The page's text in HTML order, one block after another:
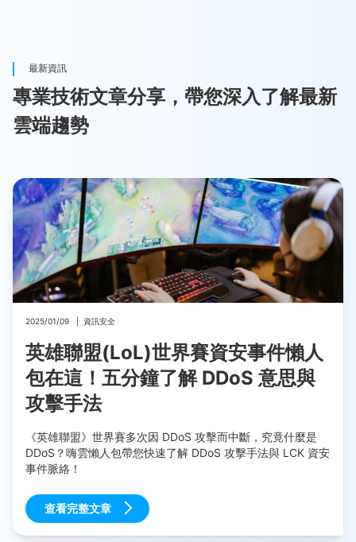
最新資訊
專業技術文章分享，帶您深入了解最新
雲端趨勢
2025/01/09 資訊安全
英雄聯盟(LoL)世界賽資安事件懶人
包在這！五分鐘了解 DDoS 意思與
攻擊手法
《英雄聯盟》世界賽多次因 DDoS 攻擊而中斷，究竟什麼是
DDoS？嗨雲懶人包帶您快速了解 DDoS 攻擊手法與 LCK 資安
事件脈絡！
查看完整文章